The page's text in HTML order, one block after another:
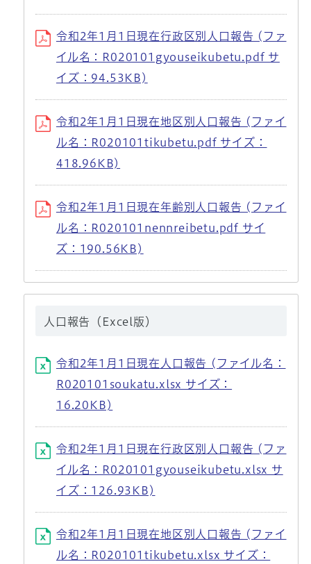
令和2年1月1日現在行政区別人口報告 (ファ
イル名：R020101gyouseikubetu.pdf サ
イズ：94.53KB)
令和2年1月1日現在地区別人口報告 (ファイ
ル名：R020101tikubetu.pdf サイズ：
418.96KB)
令和2年1月1日現在年齢別人口報告 (ファイ
ル名：R020101nennreibetu.pdf サイ
ズ：190.56KB)
人口報告（Excel版）
令和2年1月1日現在人口報告 (ファイル名：
R020101soukatu.xlsx サイズ：
16.20KB)
令和2年1月1日現在行政区別人口報告 (ファ
イル名：R020101gyouseikubetu.xlsx サ
イズ：126.93KB)
令和2年1月1日現在地区別人口報告 (ファイ
ル名：R020101tikubetu.xlsx サイズ：